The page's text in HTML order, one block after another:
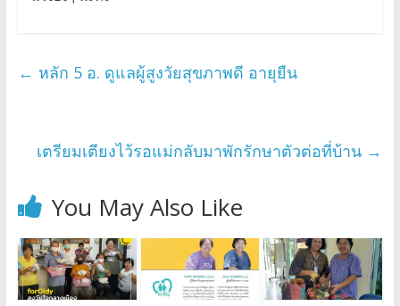
← หลัก 5 อ. ดูแลผู้สูงวัยสุขภาพดี อายุยืน
เตรียมเตียงไว้รอแม่กลับมาพักรักษาตัวต่อที่บ้าน →
You May Also Like